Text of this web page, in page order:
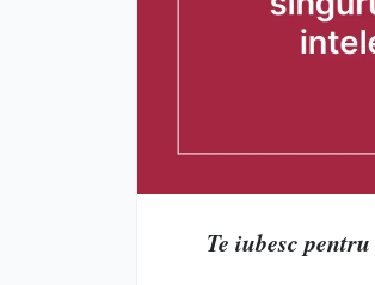
Te iubesc